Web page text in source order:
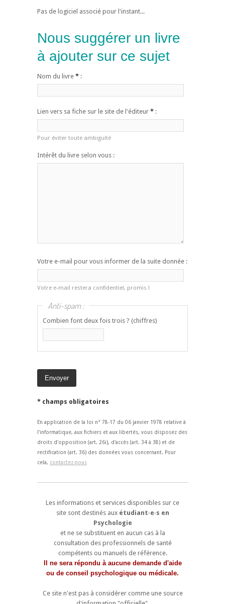
Pas de logiciel associé pour l'instant...
Nous suggérer un livre
à ajouter sur ce sujet
Nom du livre * :
Lien vers sa fiche sur le site de l'éditeur * :
Pour éviter toute ambiguïté
Intérêt du livre selon vous :
Votre e-mail pour vous informer de la suite donnée :
Votre e-mail restera confidentiel, promis !
Anti-spam :
Combien font deux fois trois ? (chiffres)
* champs obligatoires
En application de la loi n° 78-17 du 06 janvier 1978 relative à
l'informatique, aux fichiers et aux libertés, vous disposez des
droits d'opposition (art. 26i), d'accès (art. 34 à 38) et de
rectification (art. 36) des données vous concernant. Pour
cela, contactez-nous
Les informations et services disponibles sur ce
site sont destinés aux étudiant·e·s en
Psychologie
et ne se substituent en aucun cas à la
consultation des professionnels de santé
compétents ou manuels de référence.
Il ne sera répondu à aucune demande d'aide
ou de conseil psychologique ou médicale.
Ce site n'est pas à considérer comme une source